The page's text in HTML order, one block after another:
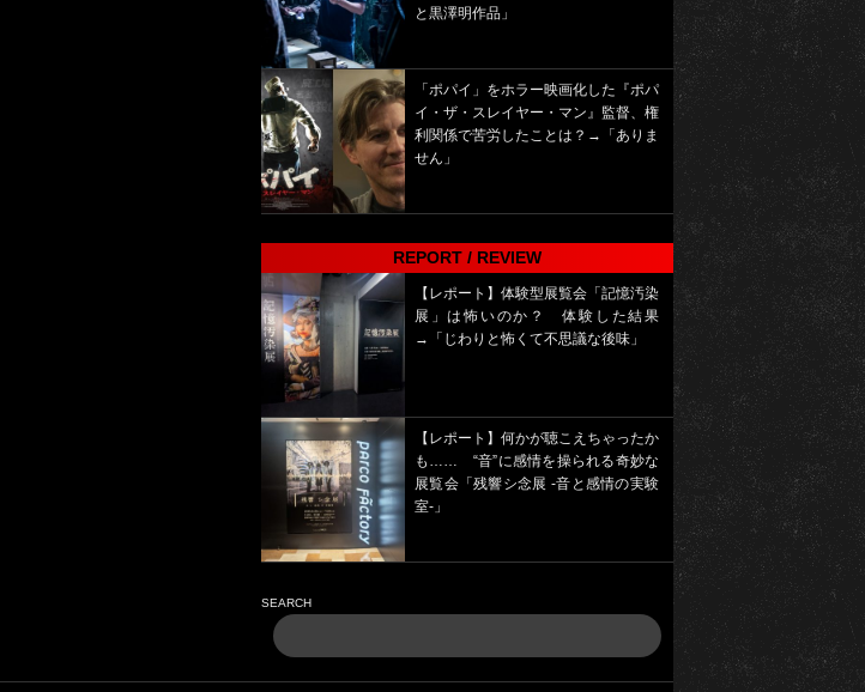
と黒澤明作品」
「ポパイ」をホラー映画化した『ポパ
イ・ザ・スレイヤー・マン』監督、権
利関係で苦労したことは？→「ありま
せん」
REPORT / REVIEW
【レポート】体験型展覧会「記憶汚染
展」は怖いのか？ 体験した結果
→「じわりと怖くて不思議な後味」
【レポート】何かが聴こえちゃったか
も…… “音”に感情を操られる奇妙な
展覧会「残響シ念展 -⾳と感情の実験
室-」
SEARCH